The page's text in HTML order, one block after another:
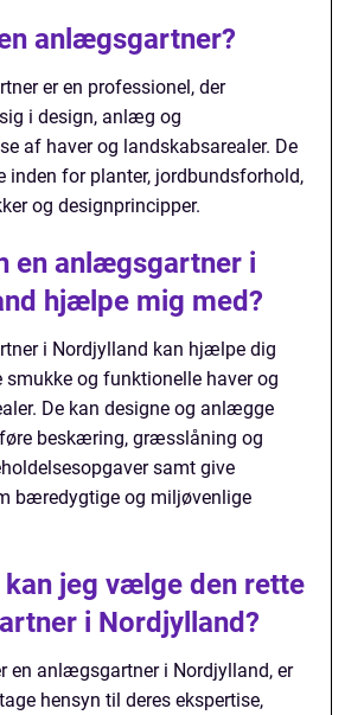
anlægsgartner?
er en professionel, der
i design, anlæg og
af haver og landskabsarealer. De
inden for planter, jordbundsforhold,
og designprincipper.
en anlægsgartner i
hjælpe mig med?
i Nordjylland kan hjælpe dig
smukke og funktionelle haver og
De kan designe og anlægge
beskæring, græsslåning og
samt give
bæredygtige og miljøvenlige
kan jeg vælge den rette
i Nordjylland?
en anlægsgartner i Nordjylland, er
hensyn til deres ekspertise,